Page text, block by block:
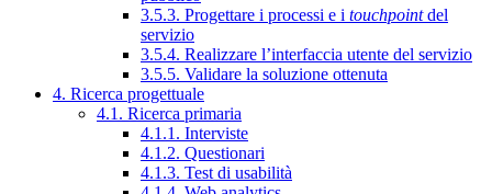
3.5.3. Progettare i processi e i touchpointdel
servizio
3.5.4. Realizzare l’interfaccia utente del servizio
3.5.5. Validare la soluzione ottenuta
4. Ricerca progettuale
4.1. Ricerca primaria
4.1.1. Interviste
4.1.2. Questionari
4.1.3. Test di usabilità